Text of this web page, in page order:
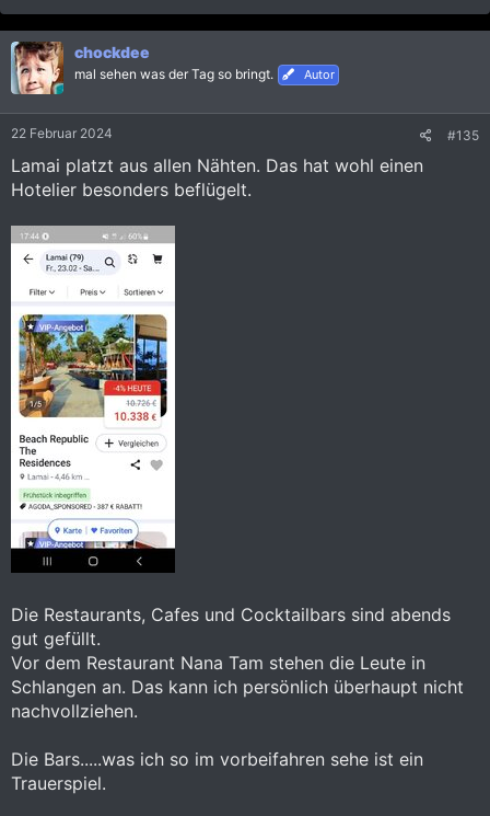
a
k
t
i
o
n
chockdee
mal sehen was der Tag so bringt. Autor
22 Februar 2024 #135
Lamai platzt aus allen Nähten. Das hat wohl einen
Hotelier besonders beflügelt.
Die Restaurants, Cafes und Cocktailbars sind abends
gut gefüllt.
Vor dem Restaurant Nana Tam stehen die Leute in
Schlangen an. Das kann ich persönlich überhaupt nicht
nachvollziehen.
Die Bars.....was ich so im vorbeifahren sehe ist ein
Trauerspiel.